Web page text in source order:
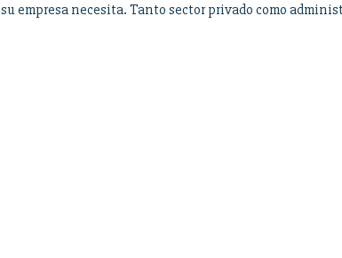
empresa necesita. Tanto sector privado como